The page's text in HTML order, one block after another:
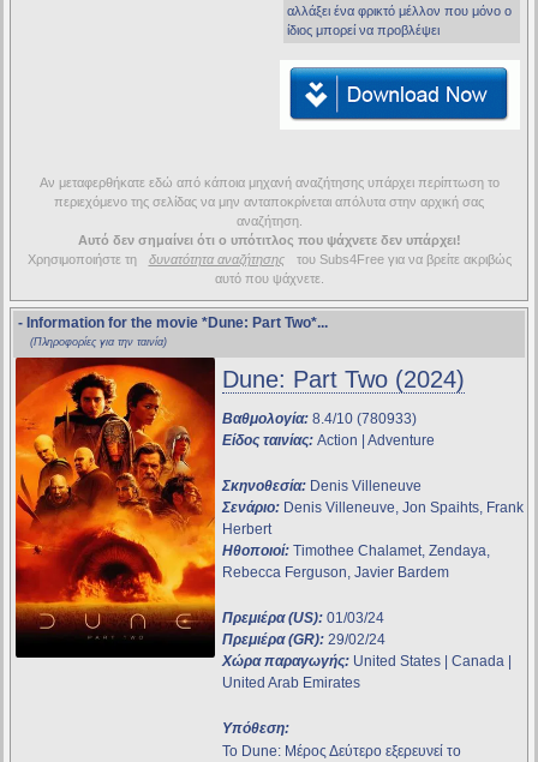
αλλάξει ένα φρικτό μέλλον που μόνο ο
ίδιος μπορεί να προβλέψει
Αν μεταφερθήκατε εδώ από κάποια μηχανή αναζήτησης υπάρχει περίπτωση το
περιεχόμενο της σελίδας να μην ανταποκρίνεται απόλυτα στην αρχική σας
αναζήτηση.
Αυτό δεν σημαίνει ότι ο υπότιτλος που ψάχνετε δεν υπάρχει!
Χρησιμοποιήστε τη
δυνατότητα αναζήτησης
του Subs4Free για να βρείτε ακριβώς
αυτό που ψάχνετε.
- Information for the movie *Dune: Part Two*...
(Πληροφορίες για την ταινία)
Dune: Part Two (2024)
Βαθμολογία: 8.4/10 (780933)
Είδος ταινίας: Action | Adventure
Σκηνοθεσία: Denis Villeneuve
Σενάριο: Denis Villeneuve, Jon Spaihts, Frank
Herbert
Ηθοποιοί: Timothee Chalamet, Zendaya,
Rebecca Ferguson, Javier Bardem
Πρεμιέρα (US): 01/03/24
Πρεμιέρα (GR): 29/02/24
Χώρα παραγωγής: United States | Canada |
United Arab Emirates
Υπόθεση:
Το Dune: Μέρος Δεύτερο εξερευνεί το